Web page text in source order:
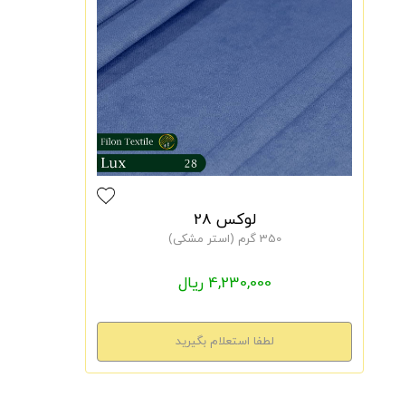
لوکس 28
350 گرم (استر مشکی)
4,230,000 ریال